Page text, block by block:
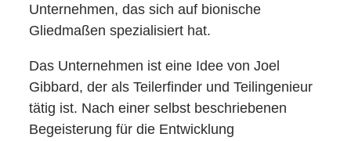
Unternehmen, das sich auf bionische
Gliedmaßen spezialisiert hat.
Das Unternehmen ist eine Idee von Joel
Gibbard, der als Teilerfinder und Teilingenieur
tätig ist. Nach einer selbst beschriebenen
Begeisterung für die Entwicklung